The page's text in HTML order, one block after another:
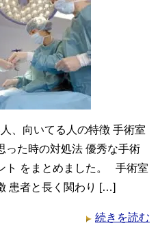
、向いてる人の特徴 手術室
った時の対処法 優秀な手術
ト をまとめました。 手術室
患者と長く関わり […]
続きを読む